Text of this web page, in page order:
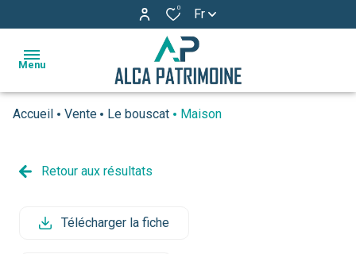
0 Fr
Menu
ventes
l'agence
Accueil Vente Le bouscat Maison
Retour aux résultats
Télécharger la fiche